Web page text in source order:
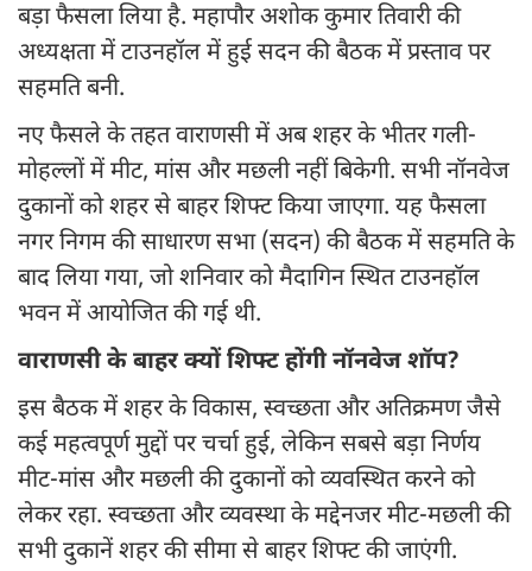
बड़ा फैसला लिया है. महापौर अशोक कुमार तिवारी की
अध्यक्षता में टाउनहॉल में हुई सदन की बैठक में प्रस्ताव पर
सहमति बनी.
नए फैसले के तहत वाराणसी में अब शहर के भीतर गली-
मोहल्लों में मीट, मांस और मछली नहीं बिकेगी. सभी नॉनवेज
दुकानों को शहर से बाहर शिफ्ट किया जाएगा. यह फैसला
नगर निगम की साधारण सभा (सदन) की बैठक में सहमति के
बाद लिया गया, जो शनिवार को मैदागिन स्थित टाउनहॉल
भवन में आयोजित की गई थी.
वाराणसी के बाहर क्यों शिफ्ट होंगी नॉनवेज शॉप?
इस बैठक में शहर के विकास, स्वच्छता और अतिक्रमण जैसे
कई महत्वपूर्ण मुद्दों पर चर्चा हुई, लेकिन सबसे बड़ा निर्णय
मीट-मांस और मछली की दुकानों को व्यवस्थित करने को
लेकर रहा. स्वच्छता और व्यवस्था के मद्देनजर मीट-मछली की
सभी दुकानें शहर की सीमा से बाहर शिफ्ट की जाएंगी.